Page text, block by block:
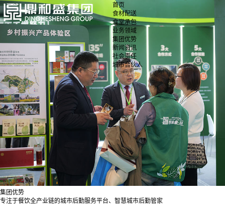
首页
食材配送
食堂承包
业务领域
集团优势
新闻资讯
社会责任
城市合伙人
集团优势
专注于餐饮全产业链的城市后勤服务平台、智慧城市后勤管家